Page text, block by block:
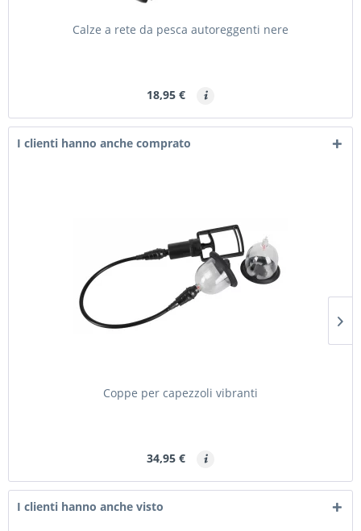
Calze a rete da pesca autoreggenti nere
18,95 €
I clienti hanno anche comprato
Coppe per capezzoli vibranti
34,95 €
I clienti hanno anche visto